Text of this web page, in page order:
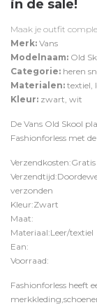
in de sale!
Maak je outfit
Merk: Vans
Modelnaam: Old
Categorie: heren
Materialen: textiel,
Kleur: zwart, wit
De Vans Old Skool
Fashionforless met
Verzendkosten:Gratis
verzonden
Kleur:Zwart
Maat:
Materiaal:Leer/textiel
Ean:
Voorraad:
Fashionforless heeft